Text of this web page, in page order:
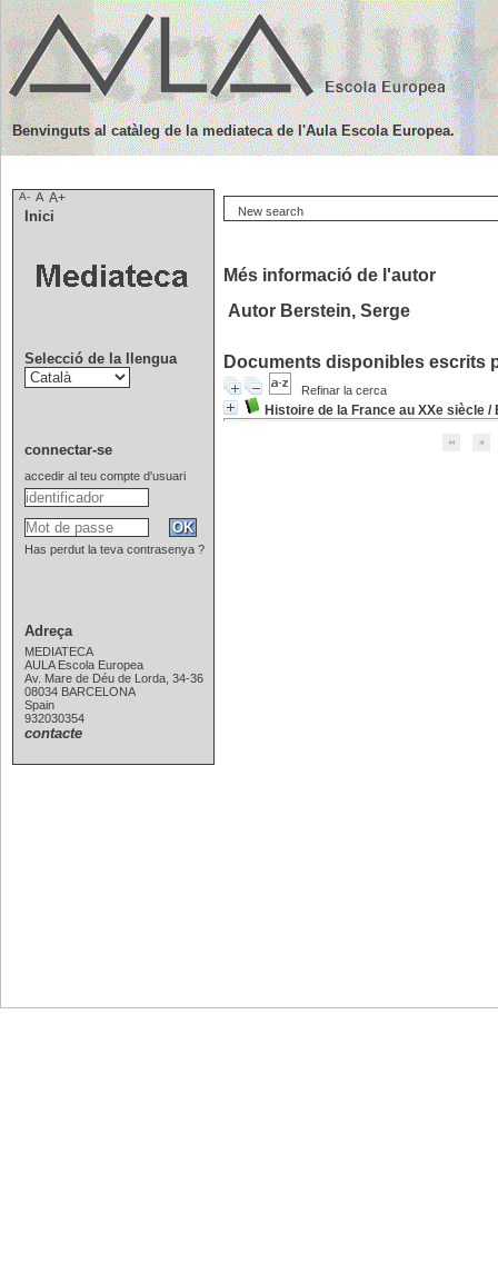
New search
Més informació de l'autor
Autor Berstein, Serge
Documents disponibles escrits
Refinar la cerca
Histoire de la France au XXe siècle /
Benvinguts al catàleg de la mediateca de l'Aula Escola Europea.
A- A A+
Inici
Selecció de la llengua
connectar-se
accedir al teu compte d'usuari
Has perdut la teva contrasenya ?
Adreça
MEDIATECA
AULA Escola Europea
Av. Mare de Déu de Lorda, 34-36
08034 BARCELONA
Spain
932030354
contacte